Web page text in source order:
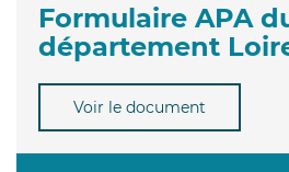
Formulaire APA
département
Voir le document